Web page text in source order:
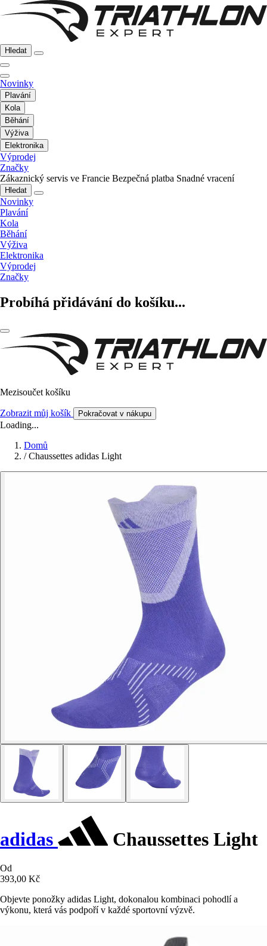
Hledat
Novinky
Plavání
Kola
Běhání
Výživa
Elektronika
Výprodej
Značky
Zákaznický servis ve Francie Bezpečná platba Snadné vracení
Hledat
Novinky
Plavání
Kola
Běhání
Výživa
Elektronika
Výprodej
Značky
Probíhá přidávání do košíku...
Mezisoučet košíku
Zobrazit můj košík Pokračovat v nákupu
Loading...
Domů
/ Chaussettes adidas Light
adidas Chaussettes Light
Od
393,00 Kč
Objevte ponožky adidas Light, dokonalou kombinaci pohodlí a
výkonu, která vás podpoří v každé sportovní výzvě.